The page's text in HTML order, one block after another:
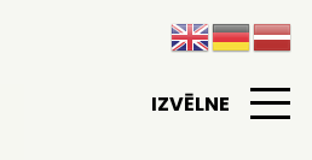
IZVĒLNE